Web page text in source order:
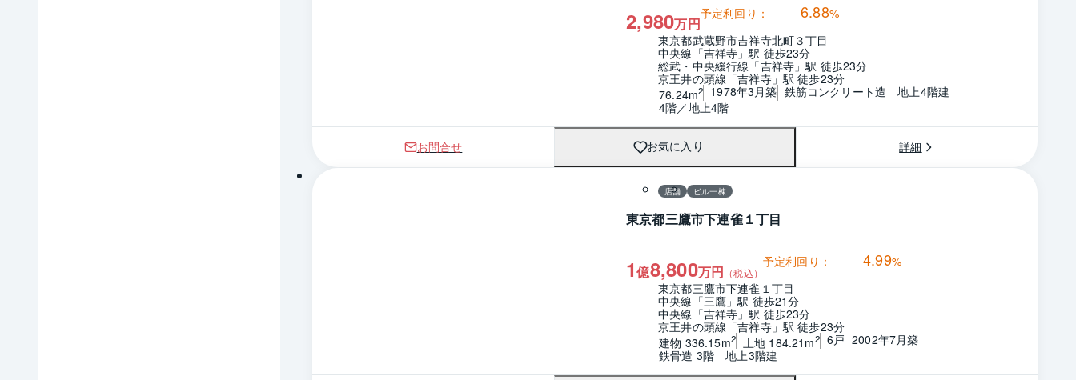
2,980万円
予定利回り： 6.88%
東京都武蔵野市吉祥寺北町３丁目
中央線「吉祥寺」駅 徒歩23分
総武・中央緩行線「吉祥寺」駅 徒歩23分
京王井の頭線「吉祥寺」駅 徒歩23分
76.24m2 1978年3月築 鉄筋コンクリート造　地上4階建
4階／地上4階
お問合せ お気に入り 詳細
店舗 ビル一棟
東京都三鷹市下連雀１丁目
1億8,800万円 （税込）
予定利回り： 4.99%
東京都三鷹市下連雀１丁目
中央線「三鷹」駅 徒歩21分
中央線「吉祥寺」駅 徒歩23分
京王井の頭線「吉祥寺」駅 徒歩23分
建物 336.15m2 土地 184.21m2 6戸 2002年7月築
鉄骨造 3階　地上3階建